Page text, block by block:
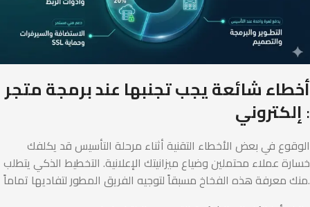
أخطاء شائعة يجب تجنبها عند برمجة متجر
:
الوقوع في بعض الأخطاء التقنية أثناء مرحلة التأسيس قد يكلفك
خسارة عملاء محتملين وضياع ميزانيتك الإعلانية. التخطيط الذكي يتطلب
منك معرفة هذه الفخاخ مسبقاً لتوجيه الفريق المطور لتفاديها تماماً.